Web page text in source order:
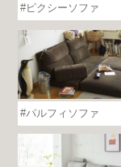
ピクシーソファ
パルフィソファ